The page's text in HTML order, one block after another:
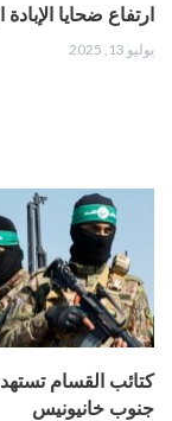
ارتفاع ضحايا الإبادة
يوليو 13, 2025
كتائب القسام
جنوب خانيونيس